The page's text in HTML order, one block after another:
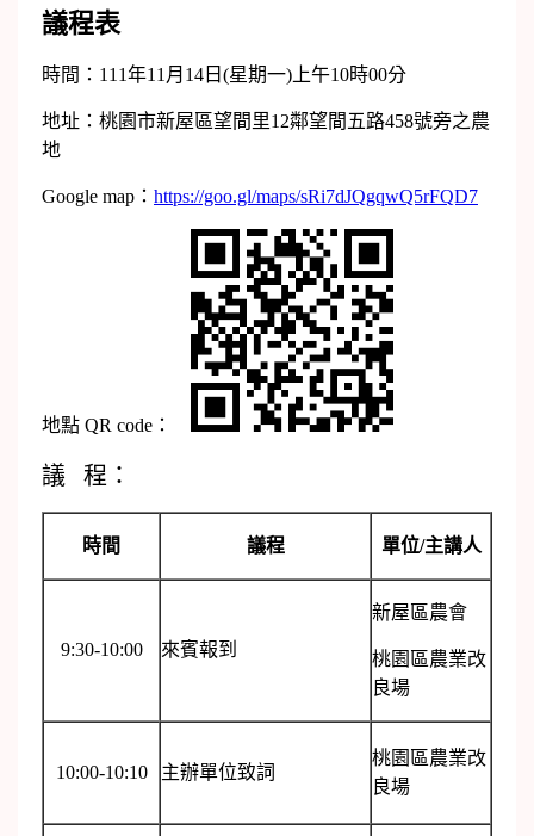
議程表
時間：111年11月14日(星期一)上午10時00分
地址：桃園市新屋區望間里12鄰望間五路458號旁之農
地
Google map： https://goo.gl/maps/sRi7dJQgqwQ5rFQD7
地點 QR code：
議 程：
時間 議程 單位/主講人
9:30-10:00 來賓報到
新屋區農會
桃園區農業改
良場
10:00-10:10 主辦單位致詞
桃園區農業改
良場